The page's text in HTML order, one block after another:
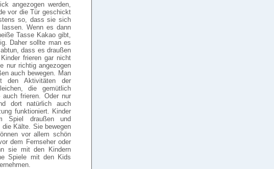
angezogen werden,
vor die Tür geschickt
so, dass sie sich
Wenn es dann
Tasse Kakao gibt,
Daher sollte man es
dass es draußen
frieren gar nicht
nur richtig angezogen
auch bewegen. Man
Aktivitäten der
die gemütlich
auch frieren. Oder nur
dort natürlich auch
funktioniert. Kinder
Spiel draußen und
Kälte. Sie bewegen
vor allem schön
dem Fernseher oder
sie mit den Kindern
Spiele mit den Kids